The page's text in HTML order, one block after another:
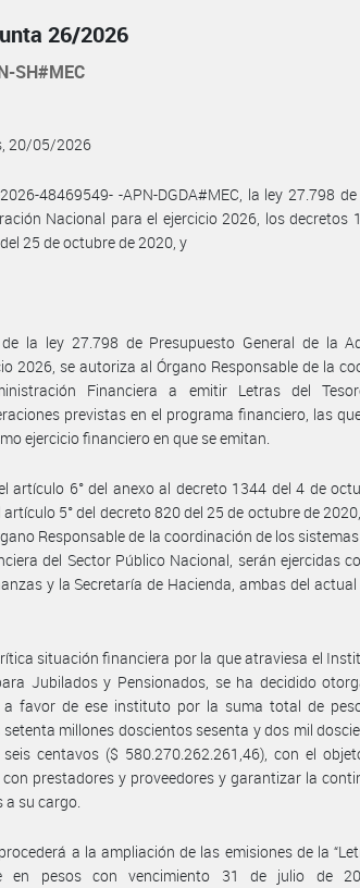
26/2026
SH#MEC
20/05/2026
48469549- -APN-DGDA#MEC, la ley 27.798
Nacional para el ejercicio 2026, los decretos
25 de octubre de 2020, y
la ley 27.798 de Presupuesto General de la
2026, se autoriza al Órgano Responsable de la
Financiera a emitir Letras del
previstas en el programa financiero, las
ejercicio financiero en que se emitan.
artículo 6° del anexo al decreto 1344 del 4 de
5° del decreto 820 del 25 de octubre de
Responsable de la coordinación de los
del Sector Público Nacional, serán ejercidas
y la Secretaría de Hacienda, ambas del
situación financiera por la que atraviesa el
Jubilados y Pensionados, se ha decidido
a favor de ese instituto por la suma total de
millones doscientos sesenta y dos mil
centavos ($ 580.270.262.261,46), con el
prestadores y proveedores y garantizar la
a su cargo.
a la ampliación de las emisiones de la
en pesos con vencimiento 31 de julio de